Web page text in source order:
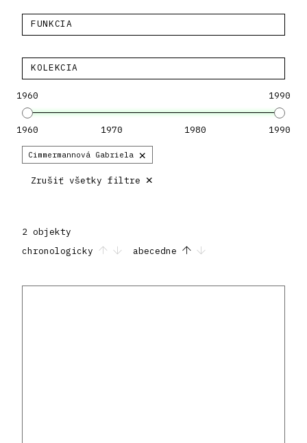
FUNKCIA
KOLEKCIA
1960 1990
1960 1970 1980 1990
Cimmermannová Gabriela ×
Zrušiť všetky filtre ×
2 objekty
chronologicky
abecedne